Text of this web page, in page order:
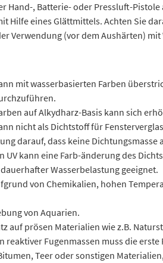
Hand-, Batterie- oder Pressluft-
Hilfe eines Glättmittels. Achten Sie
Verwendung (vor dem Aushärten)
mit wasserbasierten Farben
auf Alkydharz-Basis kann sich
nicht als Dichtstoff für
darauf, dass keine
UV kann eine Farb-änderung des
Wasserbelastung geeignet.
von Chemikalien, hohen
von Aquarien.
auf prösen Materialien wie z.B.
reaktiver Fugenmassen muss die
Teer oder sonstigen